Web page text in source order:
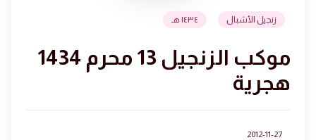
زنجيل الأشبال ١٤٣٤ هـ
موكب الزنجيل 13 محرم 1434
هجرية
2012-11-27